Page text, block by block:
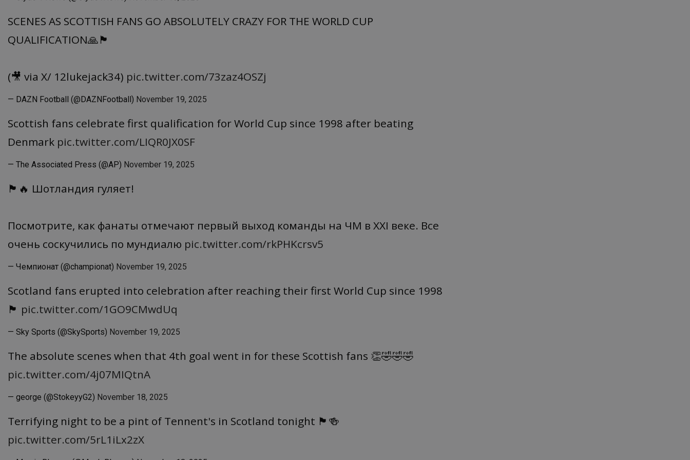
SCENES AS SCOTTISH FANS GO ABSOLUTELY CRAZY FOR THE WORLD CUP
QUALIFICATION🙏🏴󠁧󠁢󠁳󠁣󠁴󠁿
(🎥 via X/ 12lukejack34) pic.twitter.com/73zaz4OSZj
— DAZN Football (@DAZNFootball) November 19, 2025
Scottish fans celebrate first qualification for World Cup since 1998 after beating
Denmark pic.twitter.com/LIQR0JX0SF
— The Associated Press (@AP) November 19, 2025
🏴󠁧󠁢󠁳󠁣󠁴󠁿🔥 Шотландия гуляет!
Посмотрите, как фанаты отмечают первый выход команды на ЧМ в XXI веке. Все
очень соскучились по мундиалю pic.twitter.com/rkPHKcrsv5
— Чемпионат (@championat) November 19, 2025
Scotland fans erupted into celebration after reaching their first World Cup since 1998
🏴󠁧󠁢󠁳󠁣󠁴󠁿 pic.twitter.com/1GO9CMwdUq
— Sky Sports (@SkySports) November 19, 2025
The absolute scenes when that 4th goal went in for these Scottish fans 👏🤣🤣🤣
pic.twitter.com/4j07MIQtnA
— george (@StokeyyG2) November 18, 2025
Terrifying night to be a pint of Tennent's in Scotland tonight 🏴󠁧󠁢󠁳󠁣󠁴󠁿🍻
pic.twitter.com/5rL1iLx2zX